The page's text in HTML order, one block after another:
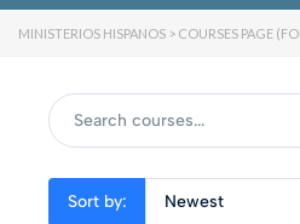
MINISTERIOS HISPANOS > COURSES PAGE
Sort by: Newest